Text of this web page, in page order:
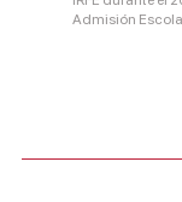
Admisión